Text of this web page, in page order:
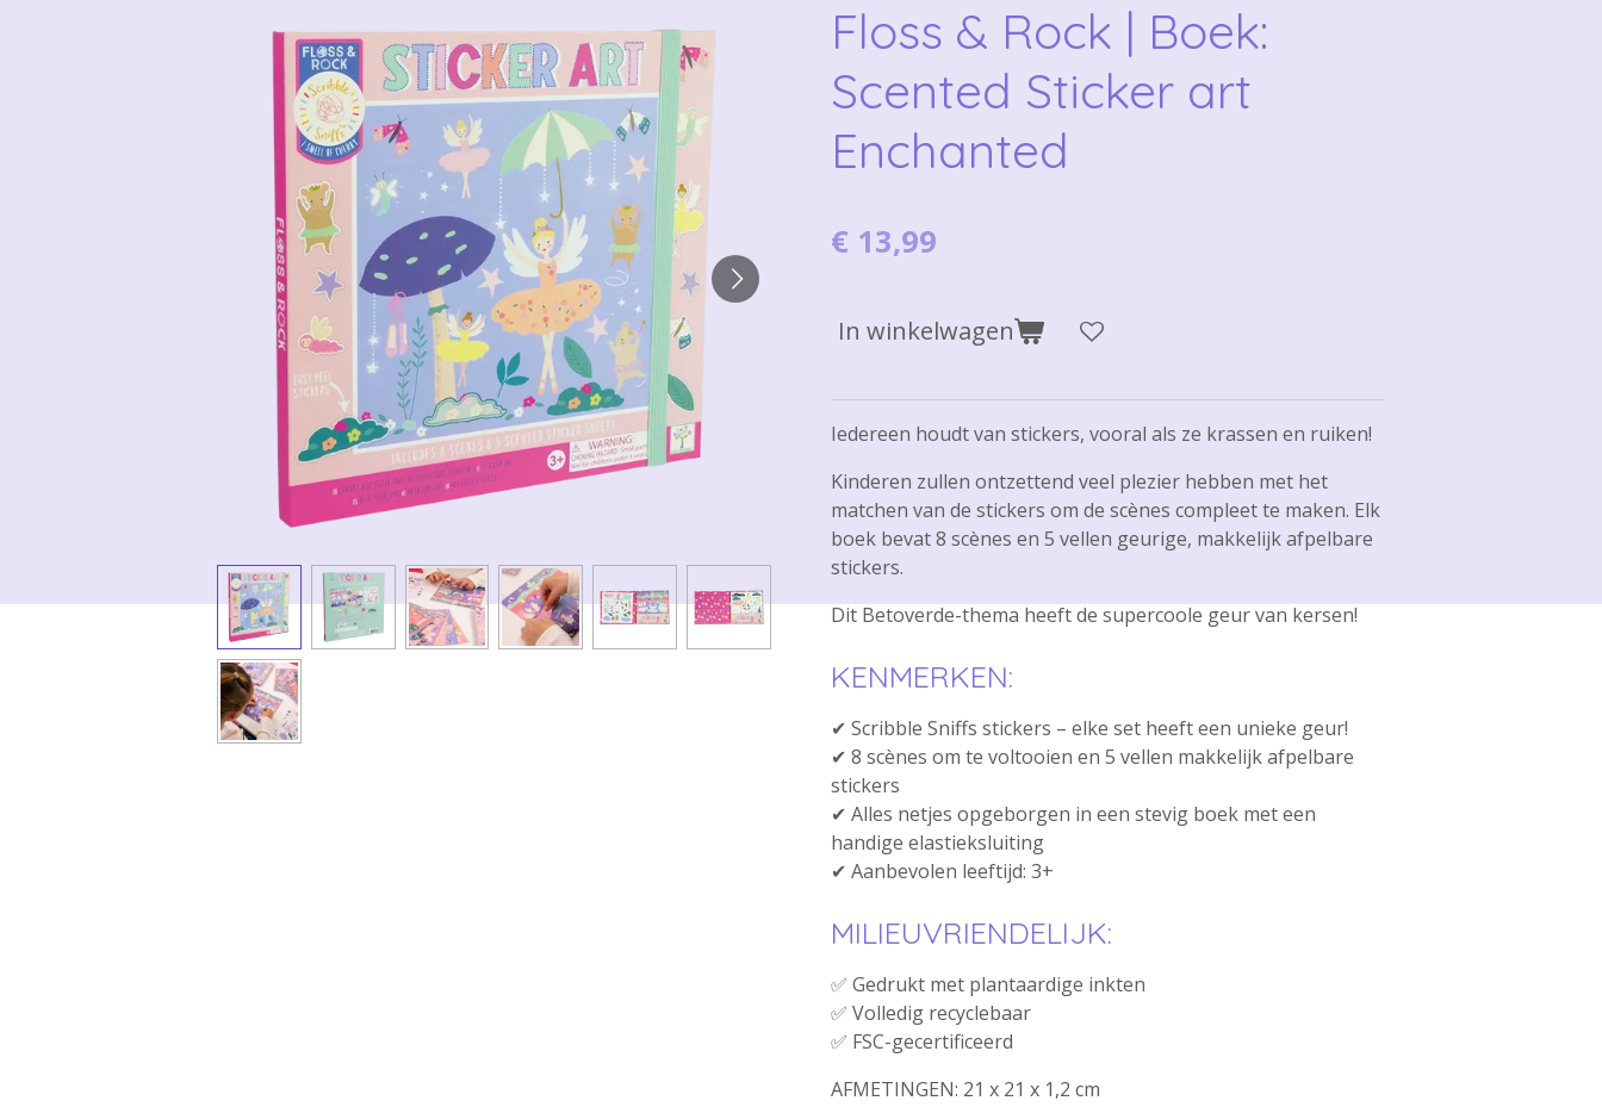
Floss & Rock | Boek:
Scented Sticker art
Enchanted
€ 13,99
In winkelwagen
Iedereen houdt van stickers, vooral als ze krassen en ruiken!
Kinderen zullen ontzettend veel plezier hebben met het
matchen van de stickers om de scènes compleet te maken. Elk
boek bevat 8 scènes en 5 vellen geurige, makkelijk afpelbare
stickers.
Dit Betoverde-thema heeft de supercoole geur van kersen!
KENMERKEN:
✔ Scribble Sniffs stickers – elke set heeft een unieke geur!
✔ 8 scènes om te voltooien en 5 vellen makkelijk afpelbare
stickers
✔ Alles netjes opgeborgen in een stevig boek met een
handige elastieksluiting
✔ Aanbevolen leeftijd: 3+
MILIEUVRIENDELIJK:
✅ Gedrukt met plantaardige inkten
✅ Volledig recyclebaar
✅ FSC-gecertificeerd
AFMETINGEN: 21 x 21 x 1,2 cm